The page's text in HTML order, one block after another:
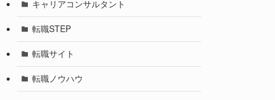
キャリアコンサルタント
転職STEP
転職サイト
転職ノウハウ